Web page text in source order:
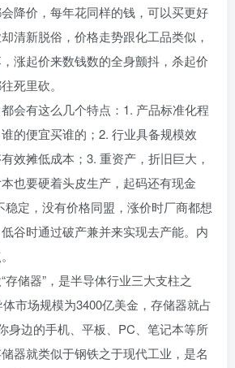
降价，每年花同样的钱，可以买更好
清新脱俗，价格走势跟化工品类似，
涨起价来数钱数的全身颤抖，杀起价
死里砍。
会有这么几个特点：1. 产品标准化程
的便宜买谁的；2. 行业具备规模效
效摊低成本；3. 重资产，折旧巨大，
也要硬着头皮生产，起码还有现金
稳定，没有价格同盟，涨价时厂商都想
谷时通过破产兼并来实现去产能。内
存储器”，是半导体行业三大支柱之
市场规模为3400亿美金，存储器就占
身边的手机、平板、PC、笔记本等所
器就类似于钢铁之于现代工业，是名